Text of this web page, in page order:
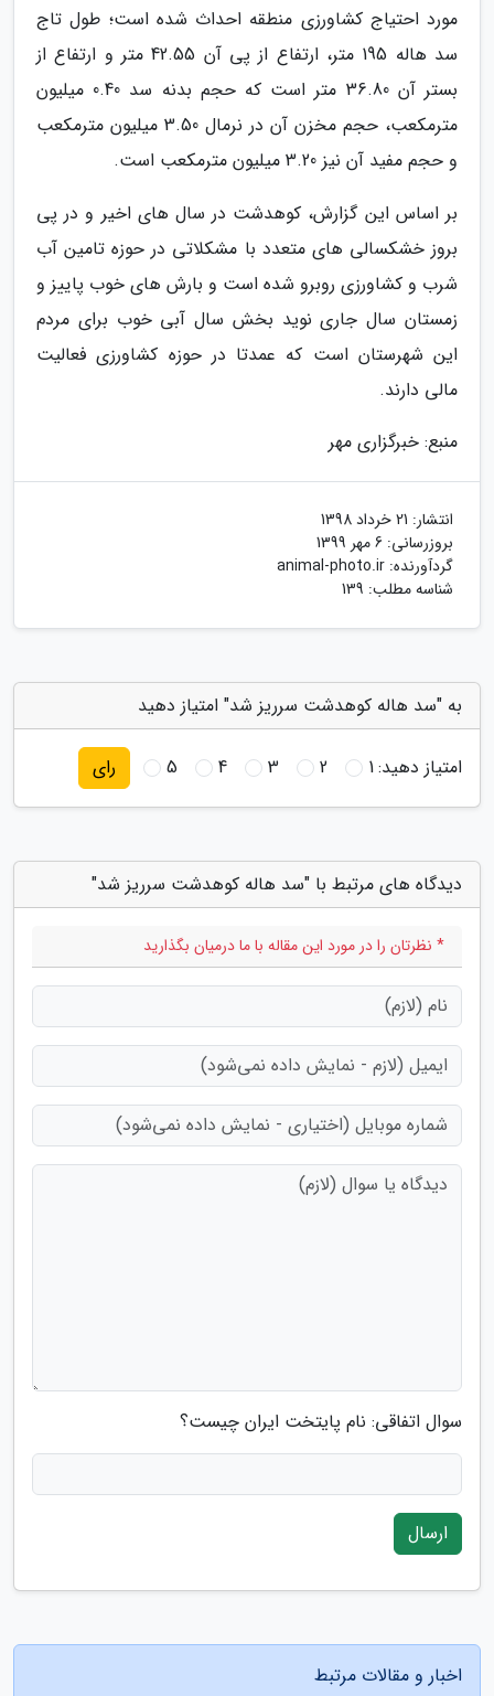
مورد احتیاج کشاورزی منطقه احداث شده است؛ طول تاج
سد هاله 195 متر، ارتفاع از پی آن 42.55 متر و ارتفاع از
بستر آن 36.80 متر است که حجم بدنه سد 0.40 میلیون
مترمکعب، حجم مخزن آن در نرمال 3.50 میلیون مترمکعب
و حجم مفید آن نیز 3.20 میلیون مترمکعب است.
بر اساس این گزارش، کوهدشت در سال های اخیر و در پی
بروز خشکسالی های متعدد با مشکلاتی در حوزه تامین آب
شرب و کشاورزی روبرو شده است و بارش های خوب پاییز و
زمستان سال جاری نوید بخش سال آبی خوب برای مردم
این شهرستان است که عمدتا در حوزه کشاورزی فعالیت
مالی دارند.
منبع: خبرگزاری مهر
انتشار: 21 خرداد 1398
بروزرسانی: 6 مهر 1399
گردآورنده: animal-photo.ir
شناسه مطلب: 139
به "سد هاله کوهدشت سرریز شد" امتیاز دهید
امتیاز دهید:1
2
3
4
5 رای
دیدگاه های مرتبط با "سد هاله کوهدشت سرریز شد"
* نظرتان را در مورد این مقاله با ما درمیان بگذارید
سوال اتفاقی: نام پایتخت ایران چیست؟
ارسال
اخبار و مقالات مرتبط